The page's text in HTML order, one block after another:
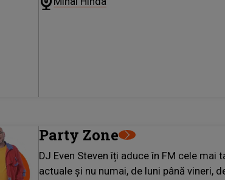
Party Zone
DJ Even Steven îți aduce în FM cele mai
actuale și nu numai, de luni până vineri,